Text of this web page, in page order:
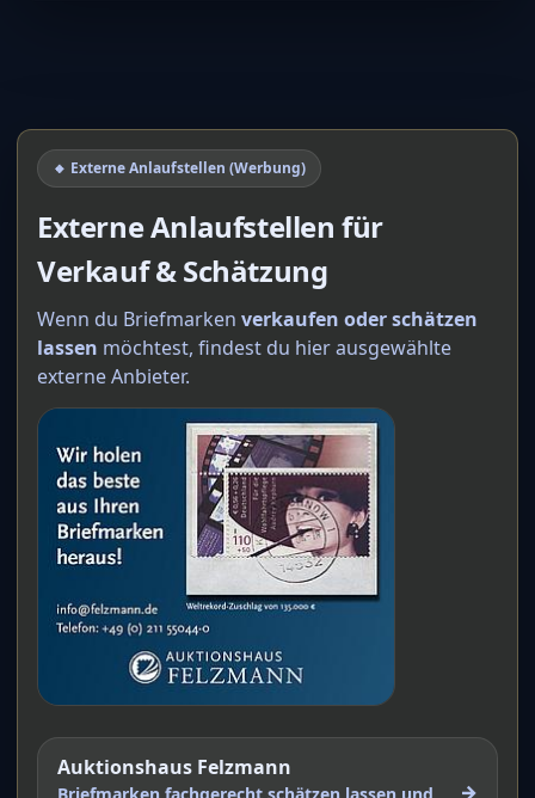
🔸 Externe Anlaufstellen (Werbung)
Externe Anlaufstellen für
Verkauf & Schätzung
Wenn du Briefmarken verkaufen oder schätzen
lassen möchtest, findest du hier ausgewählte
externe Anbieter.
Auktionshaus Felzmann
→